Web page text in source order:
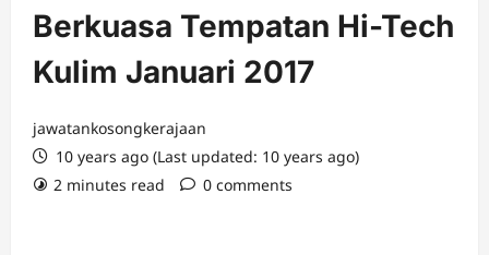
Berkuasa Tempatan Hi-Tech
Kulim Januari 2017
jawatankosongkerajaan
10 years ago (Last updated: 10 years ago)
2 minutes read
0 comments